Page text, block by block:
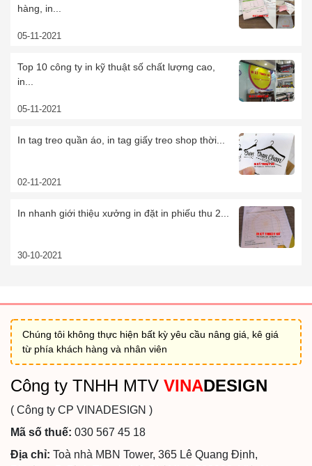
hàng, in...
05-11-2021
Top 10 công ty in kỹ thuật số chất lượng cao,
in...
05-11-2021
In tag treo quần áo, in tag giấy treo shop thời...
02-11-2021
In nhanh giới thiệu xưởng in đặt in phiếu thu 2...
30-10-2021
Chúng tôi không thực hiện bất kỳ yêu cầu nâng giá, kê giá
từ phía khách hàng và nhân viên
Công ty TNHH MTV VINADESIGN
( Công ty CP VINADESIGN )
Mã số thuế: 030 567 45 18
Địa chỉ: Toà nhà MBN Tower, 365 Lê Quang Định,